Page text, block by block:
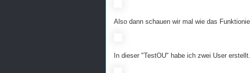
Also dann schauen wir mal wie das
In dieser "TestOU" habe ich zwei User erstellt.